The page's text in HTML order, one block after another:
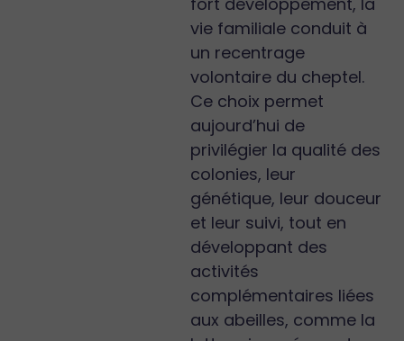
vie familiale conduit à
un recentrage
volontaire du cheptel.
Ce choix permet
aujourd’hui de
privilégier la qualité des
colonies, leur
génétique, leur douceur
et leur suivi, tout en
développant des
activités
complémentaires liées
aux abeilles, comme la